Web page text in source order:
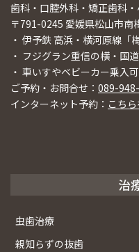
歯科・口腔外科・矯正歯科
〒791-0245 愛媛県松山市南
・ 伊予鉄 高浜・横河原線「
・ フジグラン重信の横・国
・ 車いすやベビーカー乗入
ご予約・お問合せ： 089-
インターネット予約： こち
治
虫歯治療
親知らずの抜歯